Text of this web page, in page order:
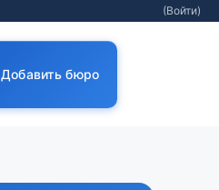
(Войти)
Добавить бюро